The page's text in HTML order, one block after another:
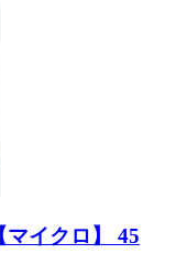
イクロ】 45